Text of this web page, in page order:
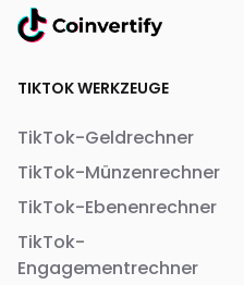
TIKTOK WERKZEUGE
TikTok-Geldrechner
TikTok-Münzenrechner
TikTok-Ebenenrechner
TikTok-
Engagementrechner